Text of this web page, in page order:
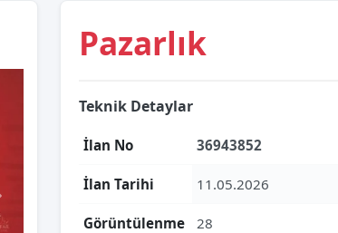
Pazarlık
Teknik Detaylar
İlan No 36943852
İlan Tarihi 11.05.2026
Görüntülenme 28